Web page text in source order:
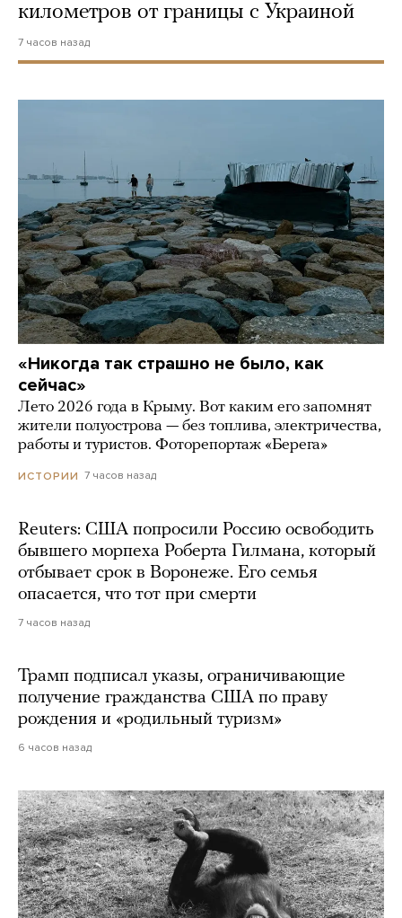
километров от границы с Украиной
7 часов назад
«Никогда так страшно не было, как
сейчас»
Лето 2026 года в Крыму. Вот каким его запомнят
жители полуострова — без топлива, электричества,
работы и туристов. Фоторепортаж «Берега»
ИСТОРИИ 7 часов назад
Reuters: США попросили Россию освободить
бывшего морпеха Роберта Гилмана, который
отбывает срок в Воронеже. Его семья
опасается, что тот при смерти
7 часов назад
Трамп подписал указы, ограничивающие
получение гражданства США по праву
рождения и «родильный туризм»
6 часов назад